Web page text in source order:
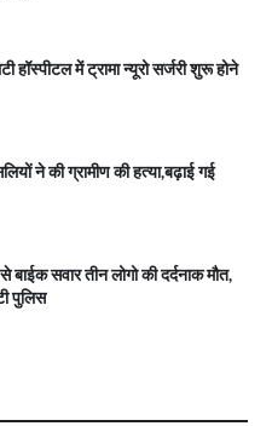
हॉस्पीटल में ट्रामा न्यूरो सर्जरी शुरू होने
ने की ग्रामीण की हत्या,बढ़ाई गई
बाईक सवार तीन लोगो की दर्दनाक मौत,
पुलिस